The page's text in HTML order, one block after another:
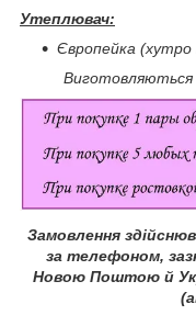
Утеплювач:
Європейка
Виготовляються
Замовлення
за телефоном,
Новою Поштою й